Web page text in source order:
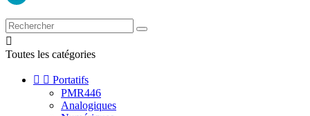

Toutes les catégories
  Portatifs
PMR446
Analogiques